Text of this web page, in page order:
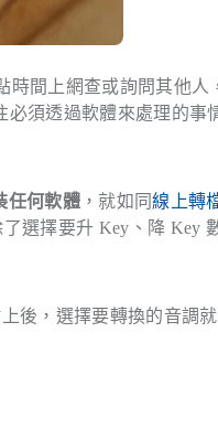
時間上網查或詢問其他人
必須透過軟體來處理的事
任何軟體，就如同線上轉
選擇要升 Key、降 Key
後，選擇要轉換的音調